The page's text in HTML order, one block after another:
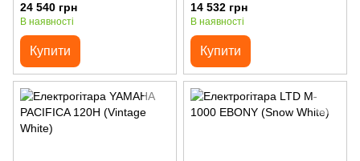
24 540 грн
В наявності
Купити
14 532 грн
В наявності
Купити